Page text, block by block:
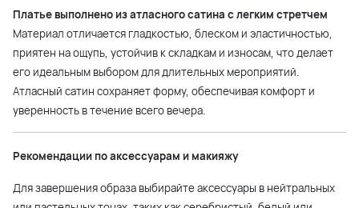
Платье выполнено из атласного сатина с легким стретчем
Материал отличается гладкостью, блеском и эластичностью,
приятен на ощупь, устойчив к складкам и износам, что делает
его идеальным выбором для длительных мероприятий.
Атласный сатин сохраняет форму, обеспечивая комфорт и
уверенность в течение всего вечера.
Рекомендации по аксессуарам и макияжу
Для завершения образа выбирайте аксессуары в нейтральных